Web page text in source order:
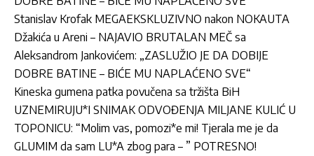
Stanislav Krofak MEGAEKSKLUZIVNO nakon NOKAUTA
Džakića u Areni – NAJAVIO BRUTALAN MEČ sa
Aleksandrom Jankovićem: „ZASLUŽIO JE DA DOBIJE
DOBRE BATINE – BIĆE MU NAPLAĆENO SVE“
Kineska gumena patka povučena sa tržišta BiH
UZNEMIRUJU*I SNIMAK ODVOĐENJA MILJANE KULIĆ U
TOPONICU: “Molim vas, pomozi*e mi! Tjerala me je da
GLUMIM da sam LU*A zbog para – ” POTRESNO!